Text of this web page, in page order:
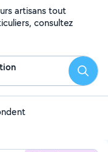
artisans tout
consultez